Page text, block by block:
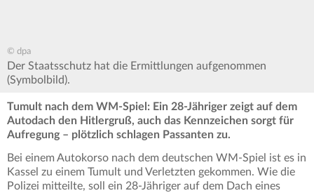
© dpa
Der Staatsschutz hat die Ermittlungen aufgenommen
(Symbolbild).
Tumult nach dem WM-Spiel: Ein 28-Jähriger zeigt auf dem
Autodach den Hitlergruß, auch das Kennzeichen sorgt für
Aufregung – plötzlich schlagen Passanten zu.
Bei einem Autokorso nach dem deutschen WM-Spiel ist es in
Kassel zu einem Tumult und Verletzten gekommen. Wie die
Polizei mitteilte, soll ein 28-Jähriger auf dem Dach eines